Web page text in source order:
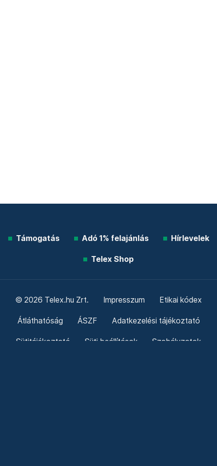
Támogatás Adó 1% felajánlás Hírlevelek
Telex Shop
© 2026 Telex.hu Zrt. Impresszum Etikai kódex
Átláthatóság ÁSZF Adatkezelési tájékoztató
Sütitájékoztató Süti beállítások Szabályzatok